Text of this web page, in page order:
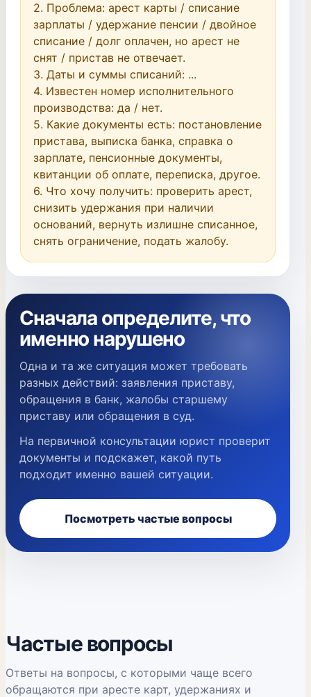
2. Проблема: арест карты / списание
зарплаты / удержание пенсии / двойное
списание / долг оплачен, но арест не
снят / пристав не отвечает.
3. Даты и суммы списаний: ...
4. Известен номер исполнительного
производства: да / нет.
5. Какие документы есть: постановление
пристава, выписка банка, справка о
зарплате, пенсионные документы,
квитанции об оплате, переписка, другое.
6. Что хочу получить: проверить арест,
снизить удержания при наличии
оснований, вернуть излишне списанное,
снять ограничение, подать жалобу.
Сначала определите, что
именно нарушено
Одна и та же ситуация может требовать
разных действий: заявления приставу,
обращения в банк, жалобы старшему
приставу или обращения в суд.
На первичной консультации юрист проверит
документы и подскажет, какой путь
подходит именно вашей ситуации.
Посмотреть частые вопросы
Частые вопросы
Ответы на вопросы, с которыми чаще всего
обращаются при аресте карт, удержаниях и